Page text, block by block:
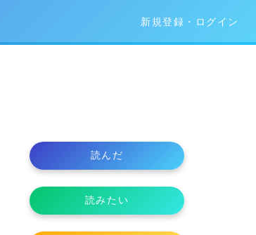
新規登録・ログイン
読んだ
読みたい